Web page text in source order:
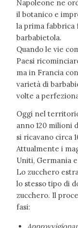
Napoleone ne
il botanico e
la prima fabbrica
barbabietola.
Quando le vie
Paesi
ma in Francia
varietà di
volte a
Oggi nel
anno 120 milioni
si ricavano circa
Attualmente i
Uniti, Germania e
Lo zucchero
lo stesso tipo di
zucchero. Il
fasi: